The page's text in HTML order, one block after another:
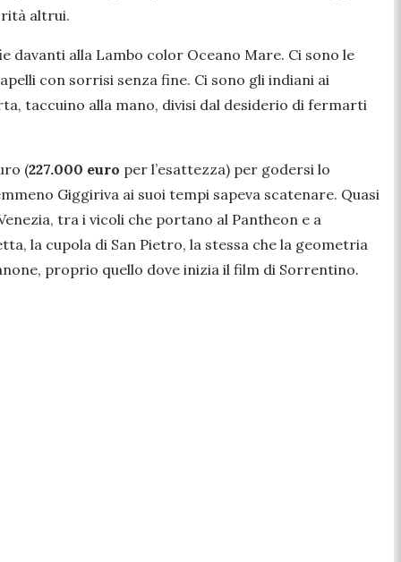
altrui.
alla Lambo color Oceano Mare. Ci sono le
con sorrisi senza fine. Ci sono gli indiani ai
taccuino alla mano, divisi dal desiderio di fermarti
(227.000 euro per l’esattezza) per godersi lo
Giggiriva ai suoi tempi sapeva scatenare. Quasi
tra i vicoli che portano al Pantheon e a
la cupola di San Pietro, la stessa che la geometria
proprio quello dove inizia il film di Sorrentino.